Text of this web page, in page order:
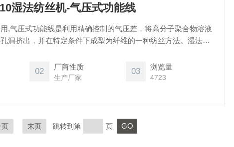
湿法纺丝机-气压式功能线
,气压式功能线是利用精确控制的气压差，将高分子聚合物溶液
洞挤出，并在特定条件下成型为纤维的一种纺丝方法。湿法纺
活，环境友好。
02 厂商性质
生产厂家
03 浏览量
4723
页 末页 跳转到第 页